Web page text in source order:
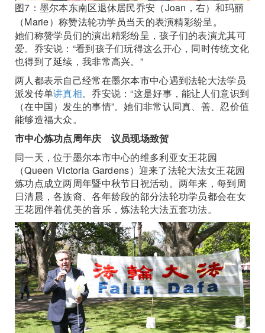
图7：墨尔本东南区退休居民乔安（Joan，右）和玛丽
（Marie）称赞法轮功学员当天的表演精彩纷呈。
她们称赞学员们的演出精彩纷呈，孩子们的表演尤其可
爱。乔安说：“看到孩子们玩得这么开心，同时传统文化
也得到了延续，我非常高兴。”
两人都表示自己经常在墨尔本市中心遇到法轮大法学员
派发传单讲真相。乔安说：“这是好事，能让人们意识到
（在中国）发生的事情”。她们非常认同真、善、忍价值
能够造福大众。
市中心炼功点周年庆 议员现场致贺
同一天，位于墨尔本市中心的维多利亚女王花园
（Queen Victoria Gardens）迎来了法轮大法女王花园
炼功点成立两周年暨中秋节日祝活动。两年来，每到周
日清晨，各族裔、各年龄段的部分法轮功学员都会在女
王花园伴着优美的音乐，炼法轮大法五套功法。